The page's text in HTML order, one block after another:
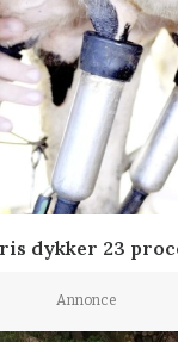
dykker 23
Annonce